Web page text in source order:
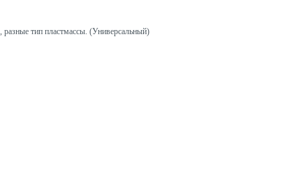
тип пластмассы. (Универсальный)